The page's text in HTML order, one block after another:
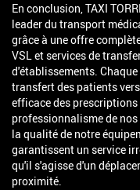
En conclusion, TAXI
leader du transport
grâce à une offre
VSL et services de
d'établissements.
transfert des patients
efficace des
professionnalisme de
la qualité de notre
garantissent un service
qu'il s'agisse d'un
proximité.